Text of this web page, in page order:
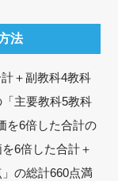
法
＋副教科4教科
主要教科5教科
を6倍した合計の
6倍した合計＋
の総計660点満